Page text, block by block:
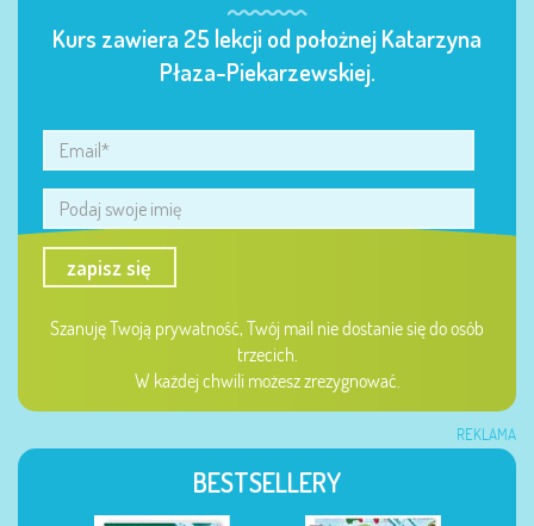
Kurs zawiera 25 lekcji od położnej Katarzyna
Płaza-Piekarzewskiej.
zapisz się
Szanuję Twoją prywatność, Twój mail nie dostanie się do osób
trzecich.
W każdej chwili możesz zrezygnować.
REKLAMA
BESTSELLERY